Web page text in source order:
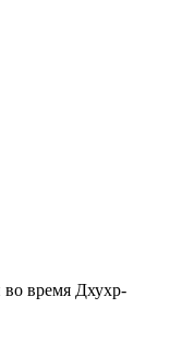
во время Дхухр-